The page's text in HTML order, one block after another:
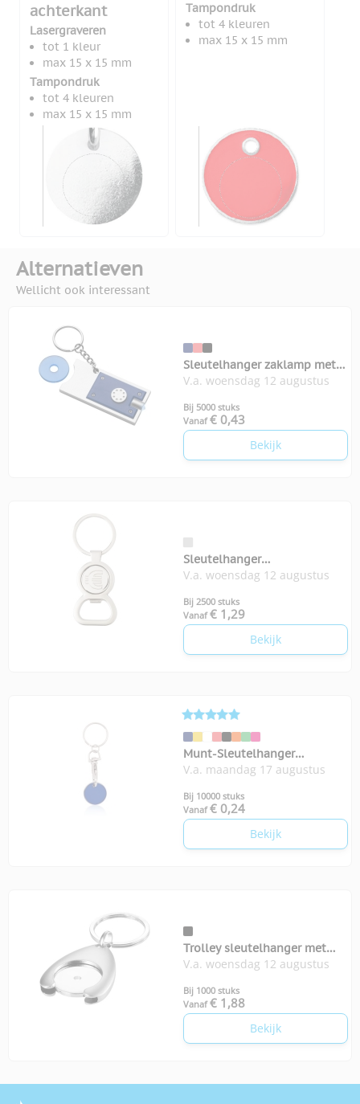
achterkant
Lasergraveren
tot 1 kleur
max 15 x 15 mm
Tampondruk
tot 4 kleuren
max 15 x 15 mm
Tampondruk
tot 4 kleuren
max 15 x 15 mm
Alternatieven
Wellicht ook interessant
Sleutelhanger zaklamp met
winkelwagenmunt
V.a. woensdag 12 augustus
Bij 5000 stuks
Vanaf € 0,43
Bekijk
Sleutelhanger
Winkelwagenmunt
V.a. woensdag 12 augustus
Bij 2500 stuks
Vanaf € 1,29
Bekijk
Munt-Sleutelhanger
EUROMARKET
V.a. maandag 17 augustus
Bij 10000 stuks
Vanaf € 0,24
Bekijk
Trolley sleutelhanger met
munthouder
V.a. woensdag 12 augustus
Bij 1000 stuks
Vanaf € 1,88
Bekijk